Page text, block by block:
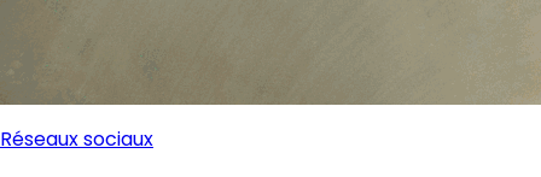
Réseaux sociaux